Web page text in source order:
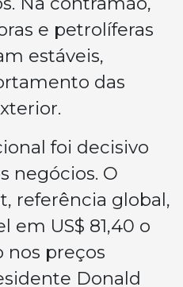
e petrolíferas
estáveis,
das
foi decisivo
negócios. O
referência global,
em US$ 81,40 o
nos preços
Donald